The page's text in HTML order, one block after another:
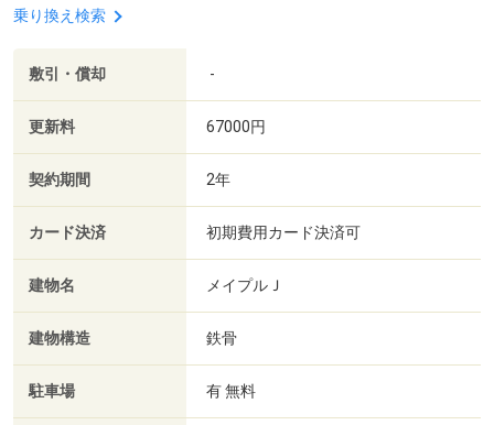
乗り換え検索
敷引・償却 -
更新料 67000円
契約期間 2年
カード決済 初期費用カード決済可
建物名 メイプルＪ
建物構造 鉄骨
駐車場 有 無料